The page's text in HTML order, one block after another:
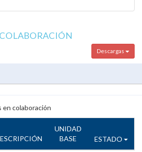
Descargas
colaboración
UNIDAD
BASE
ESTADO